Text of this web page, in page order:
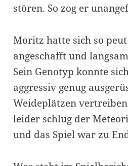
stören. So zog er
Moritz hatte sich so
angeschafft und
Sein Genotyp konnte
aggressiv genug
Weideplätzen
leider schlug der
und das Spiel war zu